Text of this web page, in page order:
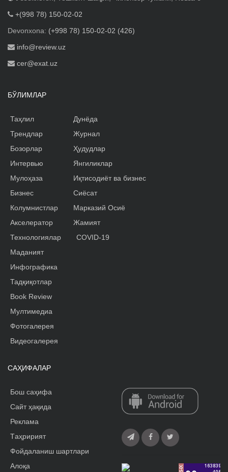
+(998 78) 150-02-02
Devonxona: (+998 78) 150-02-02 (426)
info@review.uz
cer@exat.uz
БЎЛИМЛАР
Таҳлил
Трендлар
Бозорлар
Интервью
Мулоҳаза
Бизнес
Колумнистлар
Акселератор
Дунёда
Журнал
Ҳудудлар
Янгиликлар
Иқтисодиёт ва бизнес
Сиёсат
Марказий Осиё
Жамият
Технологиялар
Маданият
Инфографика
Тадқиқотлар
Book Review
Мултимедиа
Фотогалерея
Видеогалерея
COVID-19
САҲИФАЛАР
Бош саҳифа
Сайт ҳақида
Реклама
Tаҳририят
Фойдаланиш шартлари
Алоқа